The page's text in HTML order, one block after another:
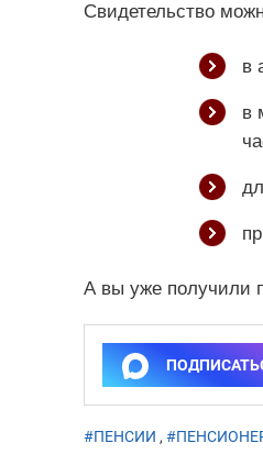
Свидетельство
в
в
А вы уже получили
#ПЕНСИИ ,